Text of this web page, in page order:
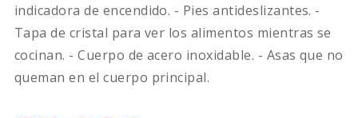
indicadora de encendido. - Pies antideslizantes. -
Tapa de cristal para ver los alimentos mientras se
cocinan. - Cuerpo de acero inoxidable. - Asas que no
queman en el cuerpo principal.